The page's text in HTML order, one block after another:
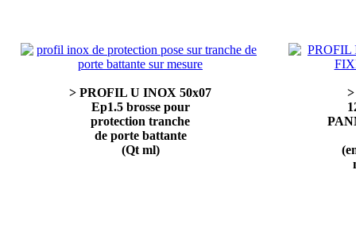
> PROFIL U INOX 50x07
Ep1.5 brosse pour
protection tranche
de porte battante
(Qt ml)